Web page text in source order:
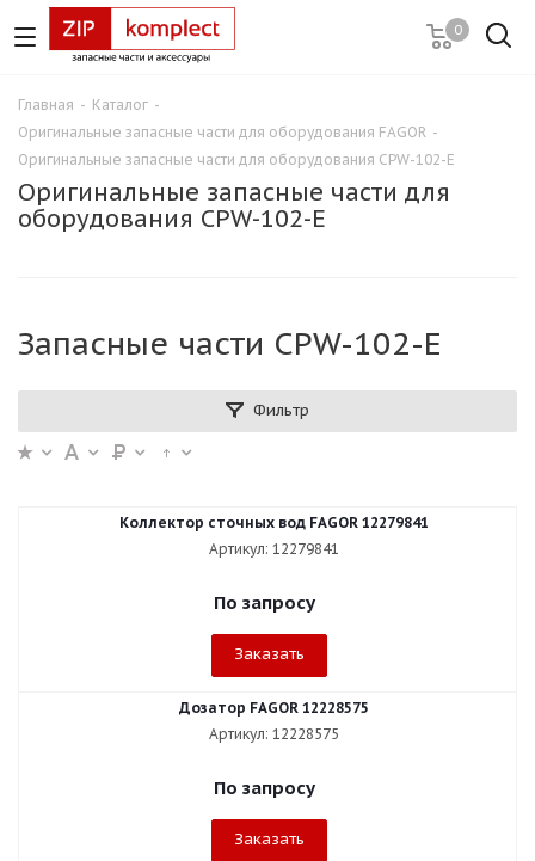
0
Главная - Каталог -
Оригинальные запасные части для оборудования FAGOR -
Оригинальные запасные части для оборудования CPW-102-E
Оригинальные запасные части для
оборудования CPW-102-E
Запасные части CPW-102-E
Фильтр
Коллектор сточных вод FAGOR 12279841
Артикул: 12279841
По запросу
Заказать
Дозатор FAGOR 12228575
Артикул: 12228575
По запросу
Заказать